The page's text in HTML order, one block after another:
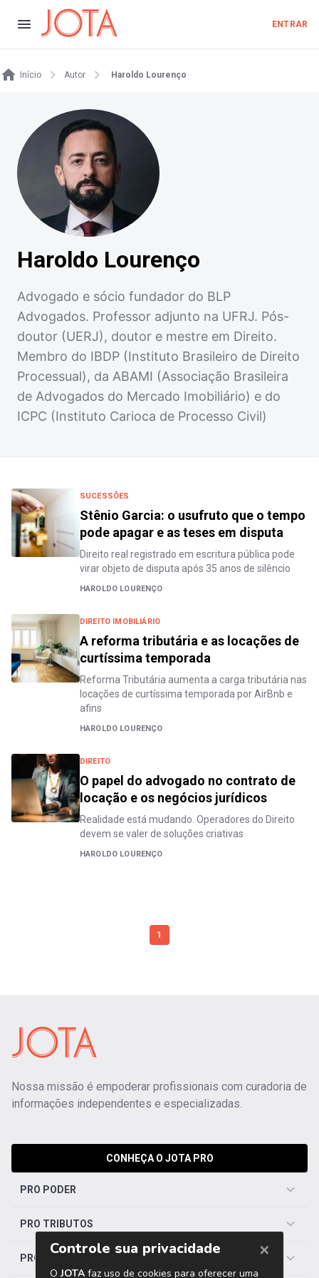
ENTRAR
Início Autor Haroldo Lourenço
Haroldo Lourenço
Advogado e sócio fundador do BLP
Advogados. Professor adjunto na UFRJ. Pós-
doutor (UERJ), doutor e mestre em Direito.
Membro do IBDP (Instituto Brasileiro de Direito
Processual), da ABAMI (Associação Brasileira
de Advogados do Mercado Imobiliário) e do
ICPC (Instituto Carioca de Processo Civil)
SUCESSÕES
Stênio Garcia: o usufruto que o tempo
pode apagar e as teses em disputa
Direito real registrado em escritura pública pode
virar objeto de disputa após 35 anos de silêncio
HAROLDO LOURENÇO
DIREITO IMOBILIÁRIO
A reforma tributária e as locações de
curtíssima temporada
Reforma Tributária aumenta a carga tributária nas
locações de curtíssima temporada por AirBnb e
afins
HAROLDO LOURENÇO
DIREITO
O papel do advogado no contrato de
locação e os negócios jurídicos
Realidade está mudando. Operadores do Direito
devem se valer de soluções criativas
HAROLDO LOURENÇO
1
Nossa missão é empoderar profissionais com curadoria de
informações independentes e especializadas.
CONHEÇA O JOTA PRO
PRO PODER
PRO TRIBUTOS
PRO TRABALHISTA